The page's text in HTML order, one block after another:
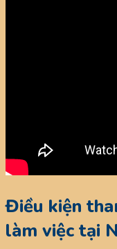
Điều kiện
làm việc tại